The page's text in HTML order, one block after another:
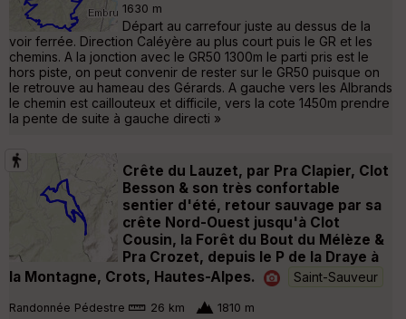
1630 m
Départ au carrefour juste au dessus de la
voir ferrée. Direction Caléyère au plus court puis le GR et les
chemins. A la jonction avec le GR50 1300m le parti pris est le
hors piste, on peut convenir de rester sur le GR50 puisque on
le retrouve au hameau des Gérards. A gauche vers les Albrands
le chemin est caillouteux et difficile, vers la cote 1450m prendre
la pente de suite à gauche directi »
Crête du Lauzet, par Pra Clapier, Clot
Besson & son très confortable
sentier d'été, retour sauvage par sa
crête Nord-Ouest jusqu'à Clot
Cousin, la Forêt du Bout du Mélèze &
Pra Crozet, depuis le P de la Draye à
la Montagne, Crots, Hautes-Alpes.
Saint-Sauveur
Randonnée Pédestre 26 km 1810 m